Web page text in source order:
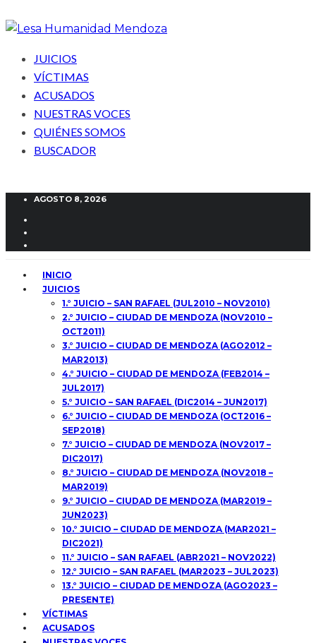
JUICIOS
VÍCTIMAS
ACUSADOS
NUESTRAS VOCES
QUIÉNES SOMOS
BUSCADOR
AGOSTO 8, 2026
INICIO
JUICIOS
1.° JUICIO – SAN RAFAEL (JUL2010 – NOV2010)
2.° JUICIO – CIUDAD DE MENDOZA (NOV2010 –
OCT2011)
3.° JUICIO – CIUDAD DE MENDOZA (AGO2012 –
MAR2013)
4.° JUICIO – CIUDAD DE MENDOZA (FEB2014 –
JUL2017)
5.° JUICIO – SAN RAFAEL (DIC2014 – JUN2017)
6.° JUICIO – CIUDAD DE MENDOZA (OCT2016 –
SEP2018)
7.° JUICIO – CIUDAD DE MENDOZA (NOV2017 –
DIC2017)
8.° JUICIO – CIUDAD DE MENDOZA (NOV2018 –
MAR2019)
9.° JUICIO – CIUDAD DE MENDOZA (MAR2019 –
JUN2023)
10.° JUICIO – CIUDAD DE MENDOZA (MAR2021 –
DIC2021)
11.° JUICIO – SAN RAFAEL (ABR2021 – NOV2022)
12.° JUICIO – SAN RAFAEL (MAR2023 – JUL2023)
13.° JUICIO – CIUDAD DE MENDOZA (AGO2023 –
PRESENTE)
VÍCTIMAS
ACUSADOS